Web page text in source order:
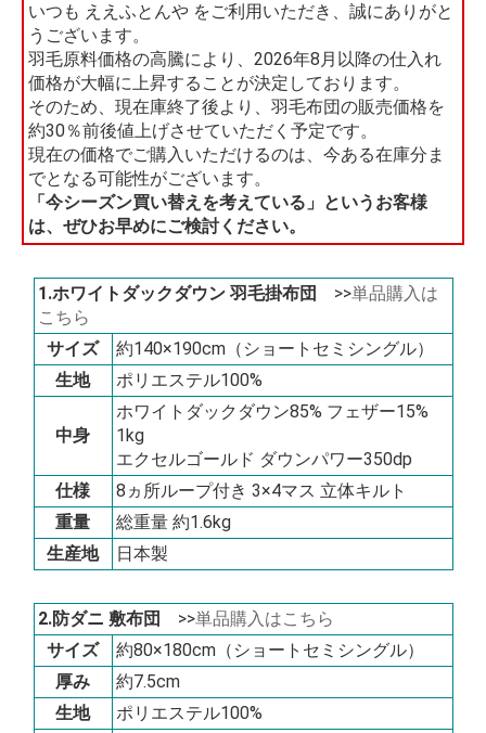
いつも ええふとんや をご利用いただき、誠にありがと
うございます。
羽毛原料価格の高騰により、2026年8月以降の仕入れ
価格が大幅に上昇することが決定しております。
そのため、現在庫終了後より、羽毛布団の販売価格を
約30％前後値上げさせていただく予定です。
現在の価格でご購入いただけるのは、今ある在庫分ま
でとなる可能性がございます。
「今シーズン買い替えを考えている」というお客様
は、ぜひお早めにご検討ください。
1.ホワイトダックダウン 羽毛掛布団 >>単品購入は
こちら
サイズ
約140×190cm（ショートセミシングル）
生地
ポリエステル100%
中身
ホワイトダックダウン85% フェザー15%
1kg
エクセルゴールド ダウンパワー350dp
仕様
8ヵ所ループ付き 3×4マス 立体キルト
重量
総重量 約1.6kg
生産地
日本製
2.防ダニ 敷布団 >>単品購入はこちら
サイズ
約80×180cm（ショートセミシングル）
厚み
約7.5cm
生地
ポリエステル100%